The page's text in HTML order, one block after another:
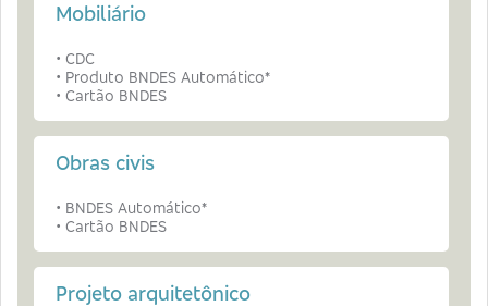
Mobiliário
• CDC
• Produto BNDES Automático*
• Cartão BNDES
Obras civis
• BNDES Automático*
• Cartão BNDES
Projeto arquitetônico